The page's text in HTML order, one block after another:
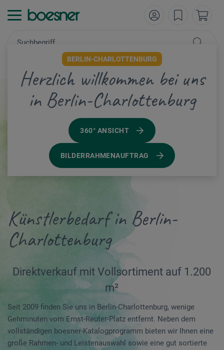
BERLIN-CHARLOTTENBURG
Herzlich willkommen bei uns
in Berlin-Charlottenburg
360° ANSICHT
BILDERRAHMENAUFTRAG
Künstlerbedarf in Berlin-
Charlottenburg
Direktverkauf mit Vollsortiment auf 1.200
m²
Seit 2009 finden Sie uns in Berlin-Charlottenburg, wenige
Gehminuten vom Ernst-Reuter-Platz entfernt. Neben dem
vollständigen boesner-Katalogprogramm bieten wir Ihnen eine
große Rahmen- und Leistenauswahl sowie eine gut sortierte